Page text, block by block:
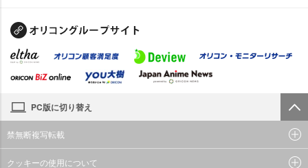
PC版に切り替え
禁無断複写転載
クッキーの使用について